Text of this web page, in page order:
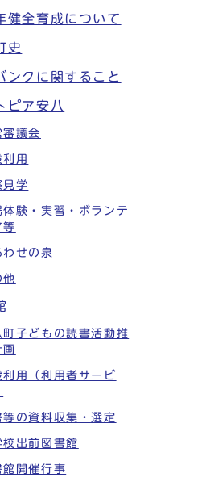
健全育成について
史
ンクに関すること
ピア安八
審議会
用
見学
体験・実習・ボランテ
等
わせの泉
他
町子どもの読書活動推
画
利用（利用者サービ
等の資料収集・選定
校出前図書館
館開催行事